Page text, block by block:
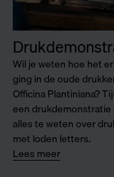
Wil je weten hoe het
ging in de oude
Officina Plantiniana?
een drukdemonstratie
alles te weten over
met loden letters.
Lees meer